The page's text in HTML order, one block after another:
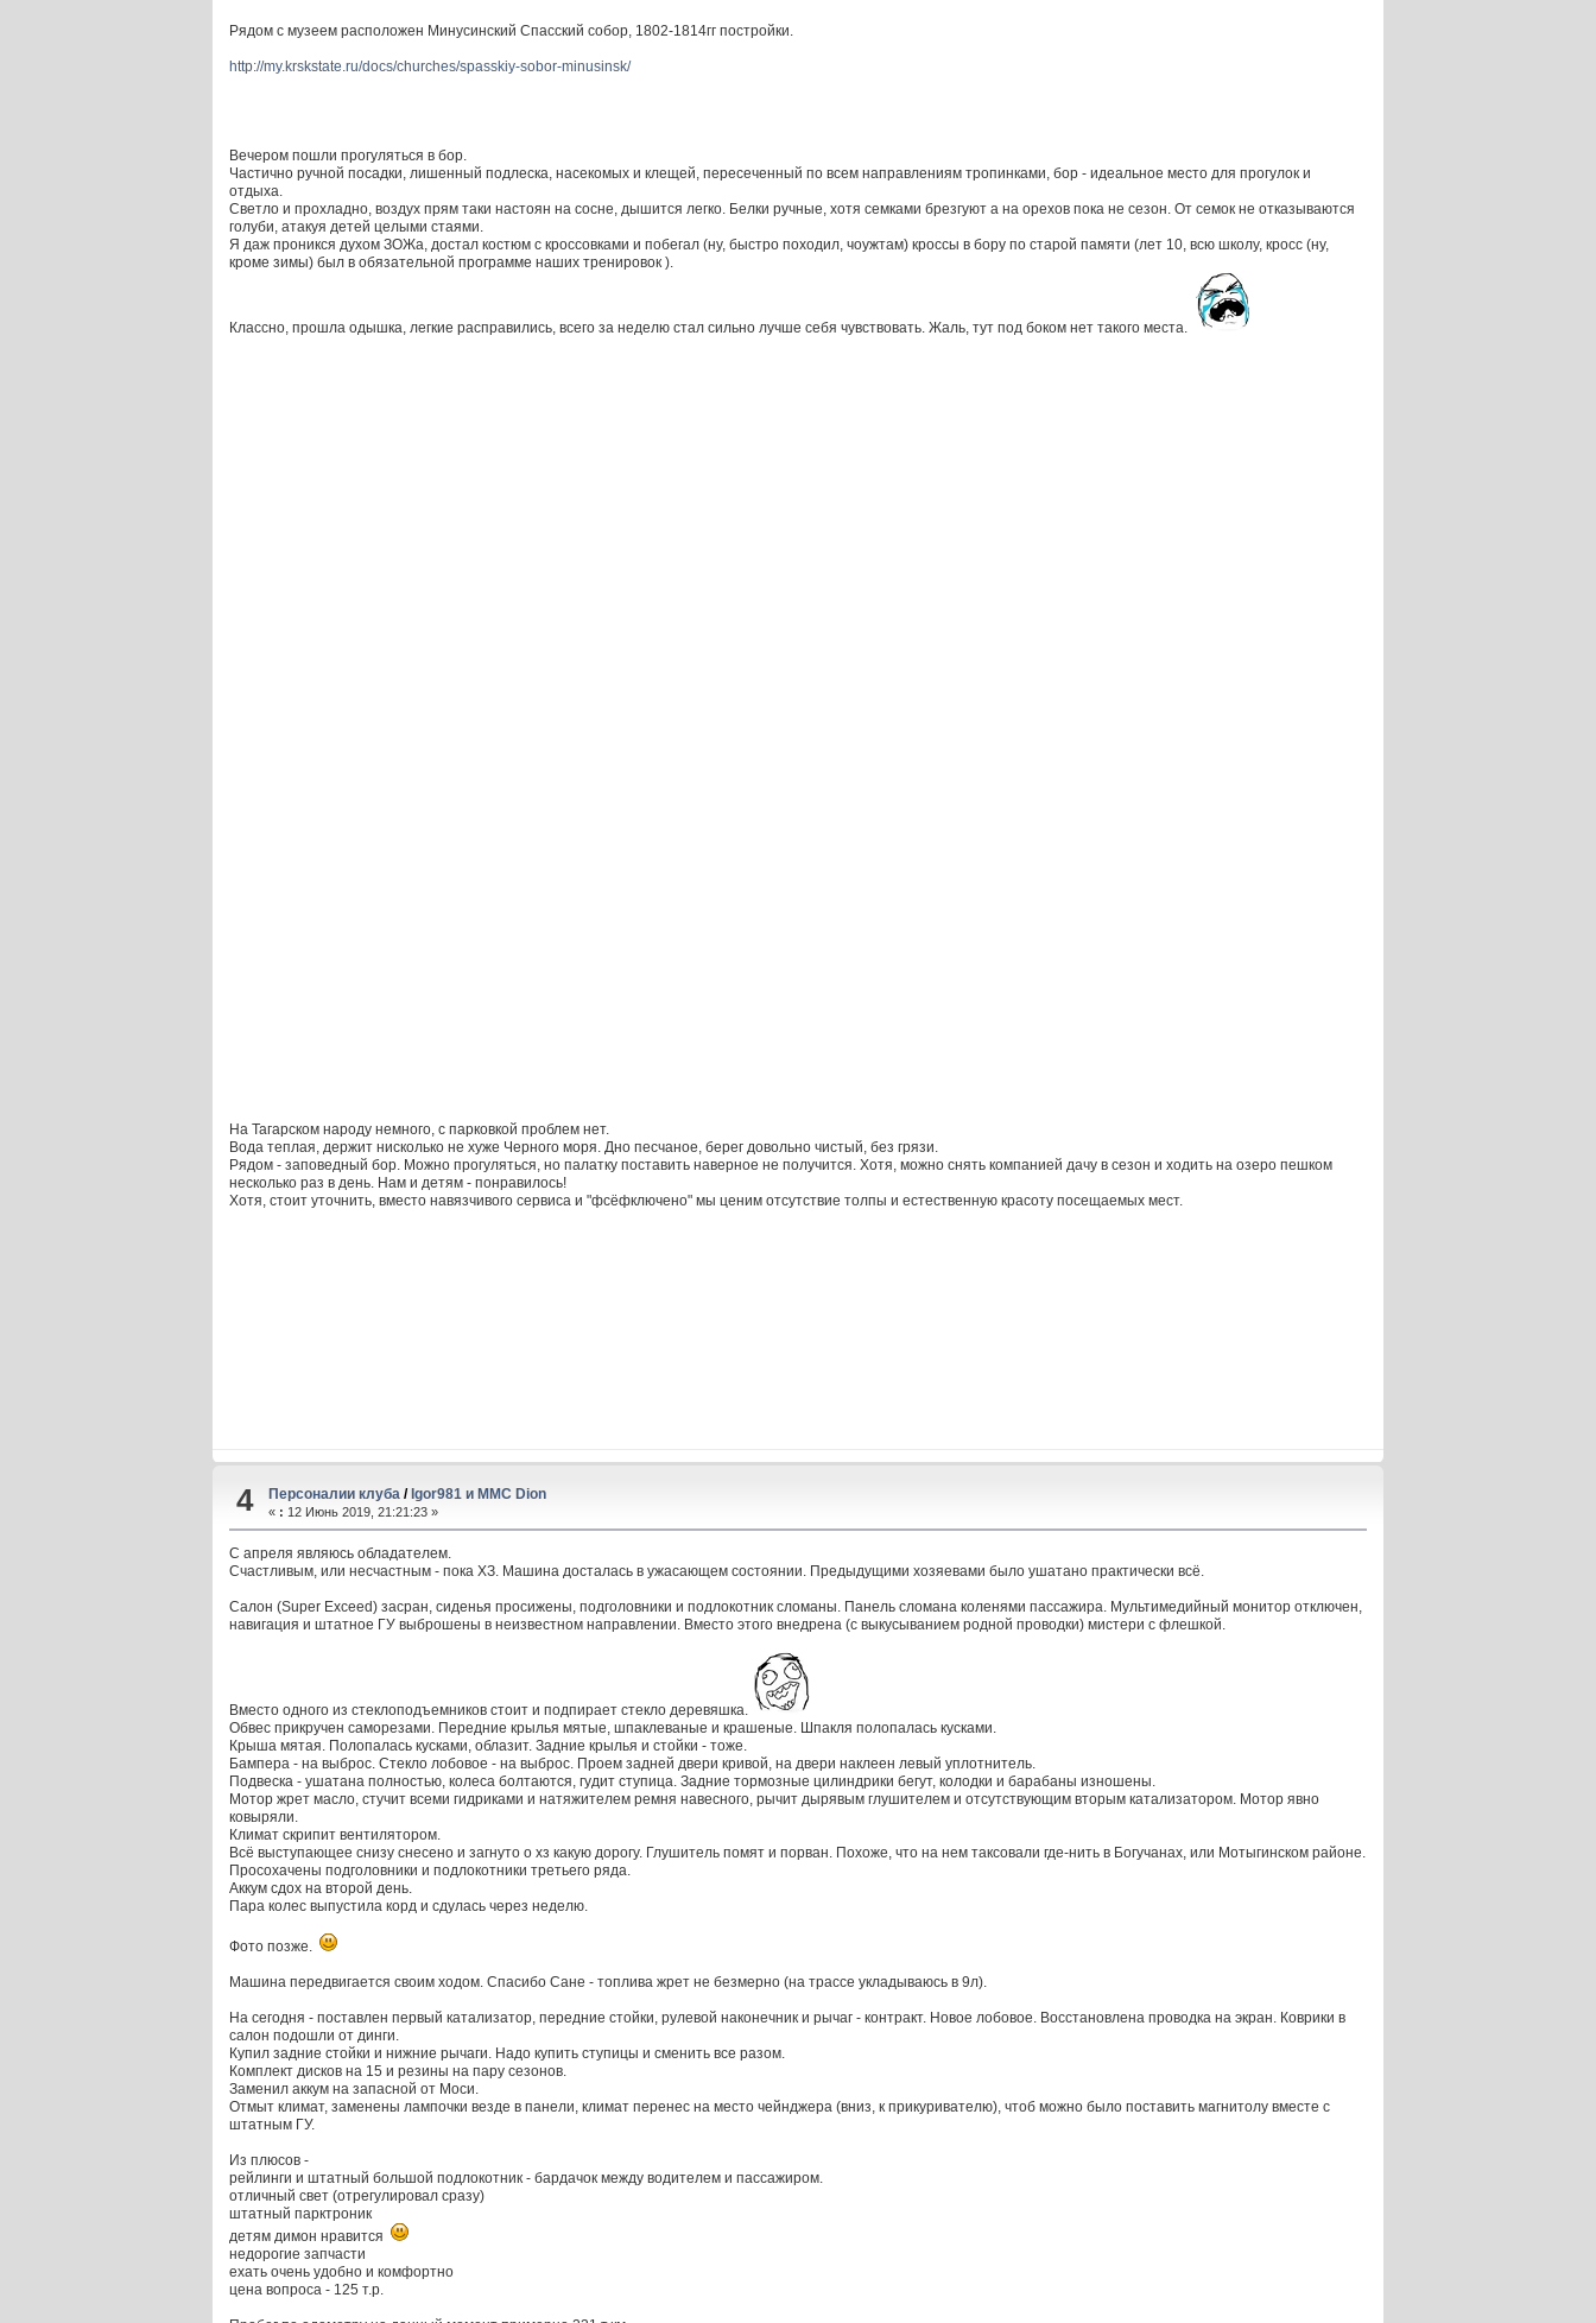
Рядом с музеем расположен Минусинский Спасский собор, 1802-1814гг постройки.
http://my.krskstate.ru/docs/churches/spasskiy-sobor-minusinsk/
Вечером пошли прогуляться в бор.
Частично ручной посадки, лишенный подлеска, насекомых и клещей, пересеченный по всем направлениям тропинками, бор - идеальное место для прогулок и
отдыха.
Светло и прохладно, воздух прям таки настоян на сосне, дышится легко. Белки ручные, хотя семками брезгуют а на орехов пока не сезон. От семок не отказываются
голуби, атакуя детей целыми стаями.
Я даж проникся духом ЗОЖа, достал костюм с кроссовками и побегал (ну, быстро походил, чоужтам) кроссы в бору по старой памяти (лет 10, всю школу, кросс (ну,
кроме зимы) был в обязательной программе наших тренировок ).
Классно, прошла одышка, легкие расправились, всего за неделю стал сильно лучше себя чувствовать. Жаль, тут под боком нет такого места.
На Тагарском народу немного, с парковкой проблем нет.
Вода теплая, держит нисколько не хуже Черного моря. Дно песчаное, берег довольно чистый, без грязи.
Рядом - заповедный бор. Можно прогуляться, но палатку поставить наверное не получится. Хотя, можно снять компанией дачу в сезон и ходить на озеро пешком
несколько раз в день. Нам и детям - понравилось!
Хотя, стоит уточнить, вместо навязчивого сервиса и "фсёфключено" мы ценим отсутствие толпы и естественную красоту посещаемых мест.
4 Персоналии клуба/Igor981 и MMC Dion
« : 12 Июнь 2019, 21:21:23 »
С апреля являюсь обладателем.
Счастливым, или несчастным - пока ХЗ. Машина досталась в ужасающем состоянии. Предыдущими хозяевами было ушатано практически всё.
Салон (Super Exceed) засран, сиденья просижены, подголовники и подлокотник сломаны. Панель сломана коленями пассажира. Мультимедийный монитор отключен,
навигация и штатное ГУ выброшены в неизвестном направлении. Вместо этого внедрена (с выкусыванием родной проводки) мистери с флешкой.
Вместо одного из стеклоподъемников стоит и подпирает стекло деревяшка.
Обвес прикручен саморезами. Передние крылья мятые, шпаклеваные и крашеные. Шпакля полопалась кусками.
Крыша мятая. Полопалась кусками, облазит. Задние крылья и стойки - тоже.
Бампера - на выброс. Стекло лобовое - на выброс. Проем задней двери кривой, на двери наклеен левый уплотнитель.
Подвеска - ушатана полностью, колеса болтаются, гудит ступица. Задние тормозные цилиндрики бегут, колодки и барабаны изношены.
Мотор жрет масло, стучит всеми гидриками и натяжителем ремня навесного, рычит дырявым глушителем и отсутствующим вторым катализатором. Мотор явно
ковыряли.
Климат скрипит вентилятором.
Всё выступающее снизу снесено и загнуто о хз какую дорогу. Глушитель помят и порван. Похоже, что на нем таксовали где-нить в Богучанах, или Мотыгинском районе.
Просохачены подголовники и подлокотники третьего ряда.
Аккум сдох на второй день.
Пара колес выпустила корд и сдулась через неделю.
Фото позже.
Машина передвигается своим ходом. Спасибо Сане - топлива жрет не безмерно (на трассе укладываюсь в 9л).
На сегодня - поставлен первый катализатор, передние стойки, рулевой наконечник и рычаг - контракт. Новое лобовое. Восстановлена проводка на экран. Коврики в
салон подошли от динги.
Купил задние стойки и нижние рычаги. Надо купить ступицы и сменить все разом.
Комплект дисков на 15 и резины на пару сезонов.
Заменил аккум на запасной от Моси.
Отмыт климат, заменены лампочки везде в панели, климат перенес на место чейнджера (вниз, к прикуривателю), чтоб можно было поставить магнитолу вместе с
штатным ГУ.
Из плюсов -
рейлинги и штатный большой подлокотник - бардачок между водителем и пассажиром.
отличный свет (отрегулировал сразу)
штатный парктроник
детям димон нравится
недорогие запчасти
ехать очень удобно и комфортно
цена вопроса - 125 т.р.